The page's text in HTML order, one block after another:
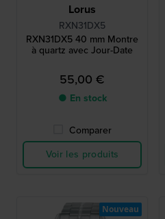
Lorus
RXN31DX5
RXN31DX5 40 mm Montre
à quartz avec Jour-Date
55,00 €
● En stock
Comparer
Voir les produits
Nouveau